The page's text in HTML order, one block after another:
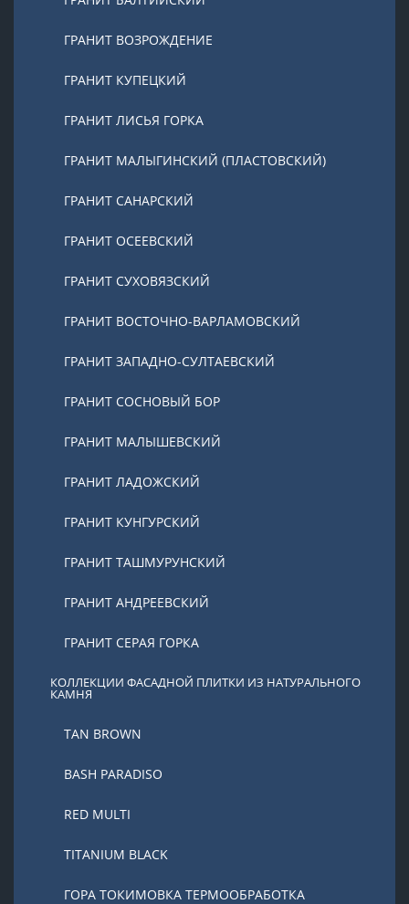
ГРАНИТ ВОЗРОЖДЕНИЕ
ГРАНИТ КУПЕЦКИЙ
ГРАНИТ ЛИСЬЯ ГОРКА
ГРАНИТ МАЛЫГИНСКИЙ (ПЛАСТОВСКИЙ)
ГРАНИТ САНАРСКИЙ
ГРАНИТ ОСЕЕВСКИЙ
ГРАНИТ СУХОВЯЗСКИЙ
ГРАНИТ ВОСТОЧНО-ВАРЛАМОВСКИЙ
ГРАНИТ ЗАПАДНО-СУЛТАЕВСКИЙ
ГРАНИТ СОСНОВЫЙ БОР
ГРАНИТ МАЛЫШЕВСКИЙ
ГРАНИТ ЛАДОЖСКИЙ
ГРАНИТ КУНГУРСКИЙ
ГРАНИТ ТАШМУРУНСКИЙ
ГРАНИТ АНДРЕЕВСКИЙ
ГРАНИТ СЕРАЯ ГОРКА
КОЛЛЕКЦИИ ФАСАДНОЙ ПЛИТКИ ИЗ НАТУРАЛЬНОГО
КАМНЯ
TAN BROWN
BASH PARADISO
RED MULTI
TITANIUM BLACK
ГОРА ТОКИМОВКА ТЕРМООБРАБОТКА